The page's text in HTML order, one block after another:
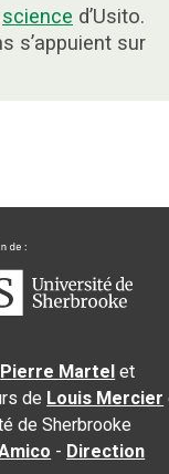
science d’Usito.
s’appuient sur
Pierre Martel et
de Louis Mercier
de Sherbrooke
- Direction